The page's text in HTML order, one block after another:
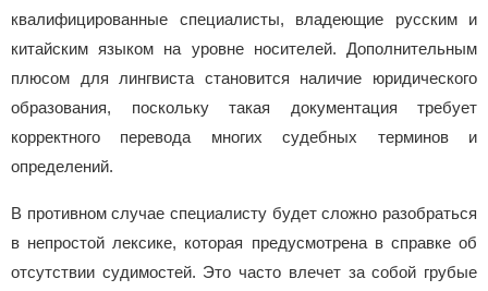
квалифицированные специалисты, владеющие русским и
китайским языком на уровне носителей. Дополнительным
плюсом для лингвиста становится наличие юридического
образования, поскольку такая документация требует
корректного перевода многих судебных терминов и
определений.
В противном случае специалисту будет сложно разобраться
в непростой лексике, которая предусмотрена в справке об
отсутствии судимостей. Это часто влечет за собой грубые